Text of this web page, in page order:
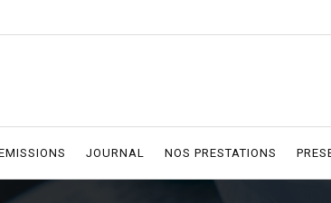
JOURNAL NOS PRESTATIONS